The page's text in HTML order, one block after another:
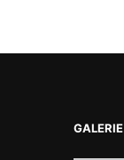
GALERIE